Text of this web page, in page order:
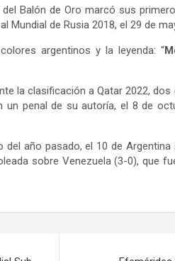
Balón de Oro marcó sus
Mundial de Rusia 2018, el 29 de
argentinos y la leyenda: “
la clasificación a Qatar 2022, dos
un penal de su autoría, el 8 de
año pasado, el 10 de
sobre Venezuela (3-0), que